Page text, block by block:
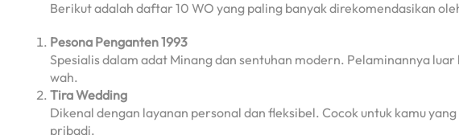
Berikut adalah daftar 10 WO yang paling banyak direkomendasikan
Pesona Penganten 1993
Spesialis dalam adat Minang dan sentuhan modern. Pelaminannya
wah.
Tira Wedding
Dikenal dengan layanan personal dan fleksibel. Cocok untuk kamu
pribadi.